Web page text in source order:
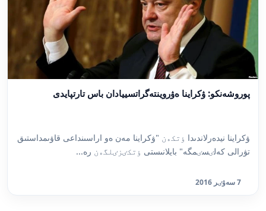
پوروشەنكو: ۋكراينا ەۋروينتەگراتسييادان باس تارتپايدى
ۋكراينا نيدەرلاندىدا ٶتكەن "ۋكراينا مەن ەو اراسىنداعى قاۋىمداستىق
تۋرالى كەلٸسٸمگە" بايلانىستى ٶتكٸزٸلگەن رە...
7 سەۋٸر 2016